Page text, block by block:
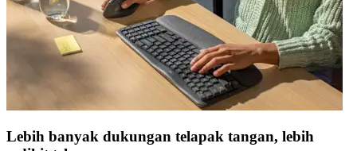
Lebih banyak dukungan telapak tangan, lebih